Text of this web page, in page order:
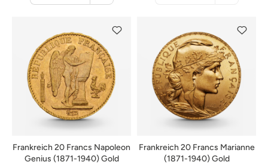
Warenkorb
Frankreich 20 Francs Napoleon
Genius (1871-1940) Gold
Frankreich 20 Francs Marianne
(1871-1940) Gold